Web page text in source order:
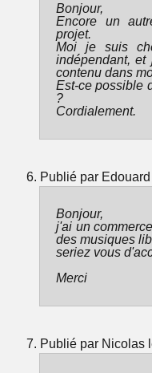
Bonjour,
Encore un
projet.
Moi je suis
indépendant,
contenu dans
Est-ce possible
?
Cordialement.
Publié par
Bonjour,
j'ai un
des musiques
seriez vous
Merci
Publié par Nicolas